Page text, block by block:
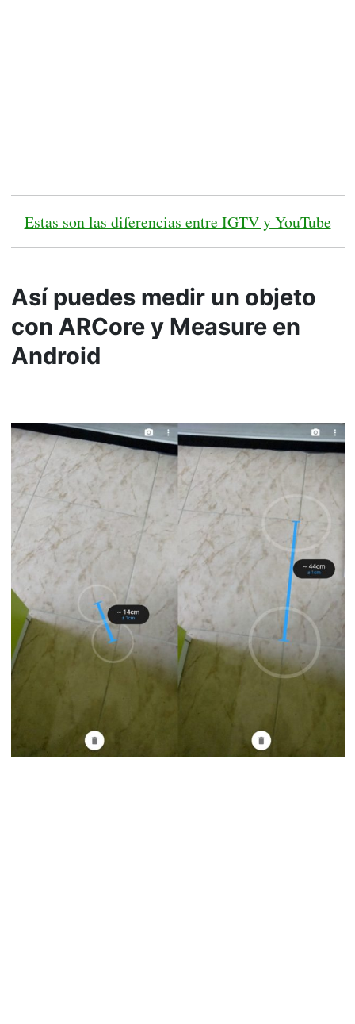
Estas son las diferencias entre IGTV y YouTube
Así puedes medir un objeto
con ARCore y Measure en
Android